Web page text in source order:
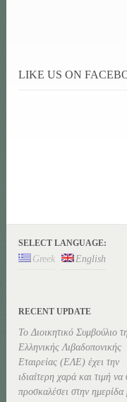
LIKE US ON
SELECT LANGUAGE:
Greek English
RECENT UPDATE
Το Διοικητικό Συμβούλιο
Ελληνικής Λιβαδοπονικής
Εταιρείας (ΕΛΕ) έχει την
ιδιαίτερη χαρά και τιμή να
προσκαλέσει στην ημερίδα